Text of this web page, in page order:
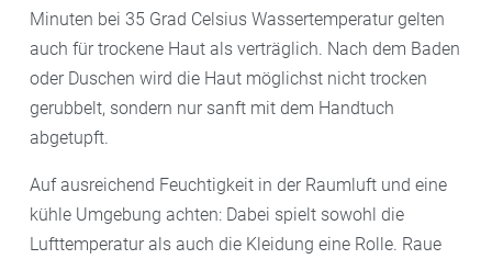
bis 15 Minuten auflegen. Die enthaltenen Gerbstoffe
wirken zudem entzündungshemmend.
Minuten bei 35 Grad Celsius Wassertemperatur gelten
auch für trockene Haut als verträglich. Nach dem Baden
oder Duschen wird die Haut möglichst nicht trocken
gerubbelt, sondern nur sanft mit dem Handtuch
abgetupft.
Auf ausreichend Feuchtigkeit in der Raumluft und eine
kühle Umgebung achten: Dabei spielt sowohl die
Lufttemperatur als auch die Kleidung eine Rolle. Raue